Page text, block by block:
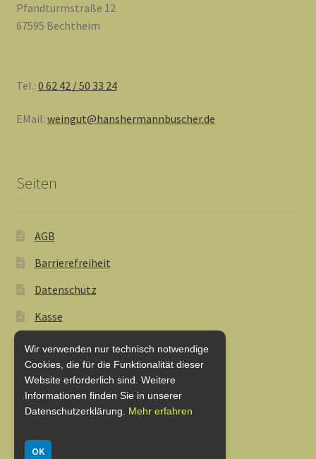
Pfandturmstraße 12
67595 Bechtheim
Tel.: 0 62 42 / 50 33 24
EMail: weingut@hanshermannbuscher.de
Seiten
AGB
Barrierefreiheit
Datenschutz
Kasse
Lieferung und Zahlung
My Account
Shop
Wir verwenden nur technisch notwendige
Cookies, die für die Funktionalität dieser
Website erforderlich sind. Weitere
Informationen finden Sie in unserer
Datenschutzerklärung.
Mehr erfahren
OK